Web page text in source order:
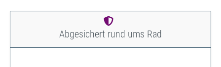
Abgesichert rund ums Rad